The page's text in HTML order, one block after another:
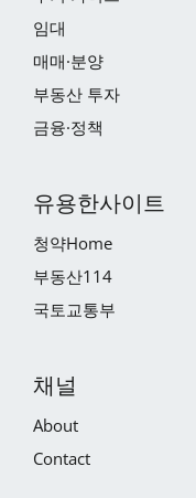
임대
매매·분양
부동산 투자
금융·정책
유용한사이트
청약Home
부동산114
국토교통부
채널
About
Contact